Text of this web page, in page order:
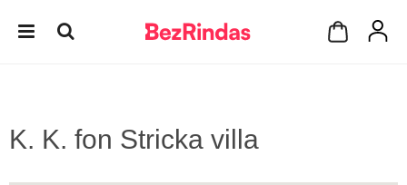
K. K. fon Stricka villa